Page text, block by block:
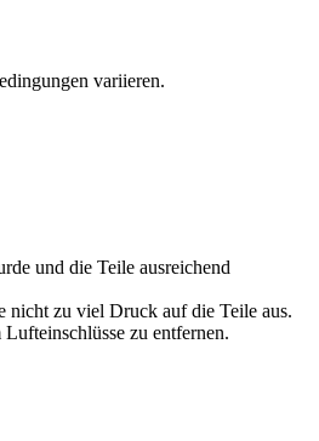
variieren.
und die Teile ausreichend
nicht zu viel Druck auf die Teile aus.
zu entfernen.